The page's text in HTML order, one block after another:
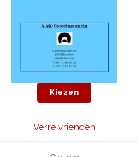
Kiezen
Verre vrienden